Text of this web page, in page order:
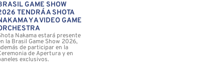
GAME SHOW
TENDRÁ A SHOTA
Y A VIDEO GAME
Nakama estará presente
la Brasil Game Show 2026,
de participar en la
de Apertura y en
exclusivos.